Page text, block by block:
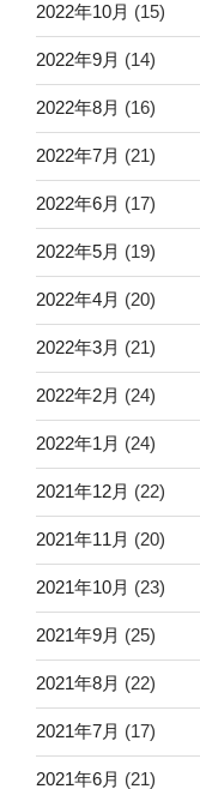
2022年10月 (15)
2022年9月 (14)
2022年8月 (16)
2022年7月 (21)
2022年6月 (17)
2022年5月 (19)
2022年4月 (20)
2022年3月 (21)
2022年2月 (24)
2022年1月 (24)
2021年12月 (22)
2021年11月 (20)
2021年10月 (23)
2021年9月 (25)
2021年8月 (22)
2021年7月 (17)
2021年6月 (21)